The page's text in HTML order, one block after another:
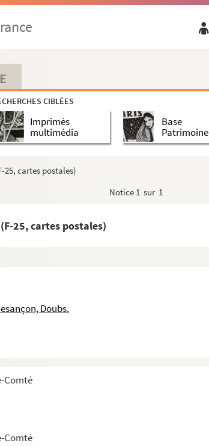
CIBLÉES
Imprimés
multimédia
Base
Patrimoine
25, cartes postales)
Notice 1 sur 1
25, cartes postales)
Doubs.
Comté
Comté
postales)